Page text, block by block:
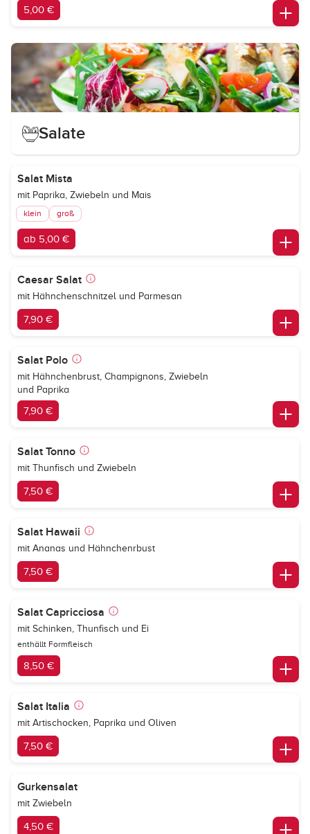
5,00 €
Salate
Salat Mista
mit Paprika, Zwiebeln und Mais
klein groß
ab 5,00 €
Caesar Salat
mit Hähnchenschnitzel und Parmesan
7,90 €
Salat Polo
mit Hähnchenbrust, Champignons, Zwiebeln
und Paprika
7,90 €
Salat Tonno
mit Thunfisch und Zwiebeln
7,50 €
Salat Hawaii
mit Ananas und Hähnchenrbust
7,50 €
Salat Capricciosa
mit Schinken, Thunfisch und Ei
enthällt Formfleisch
8,50 €
Salat Italia
mit Artischocken, Paprika und Oliven
7,50 €
Gurkensalat
mit Zwiebeln
4,50 €